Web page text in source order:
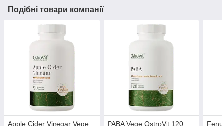
Подібні товари компанії
Apple Cider Vinegar Vege PABA Vege OstroVit 120